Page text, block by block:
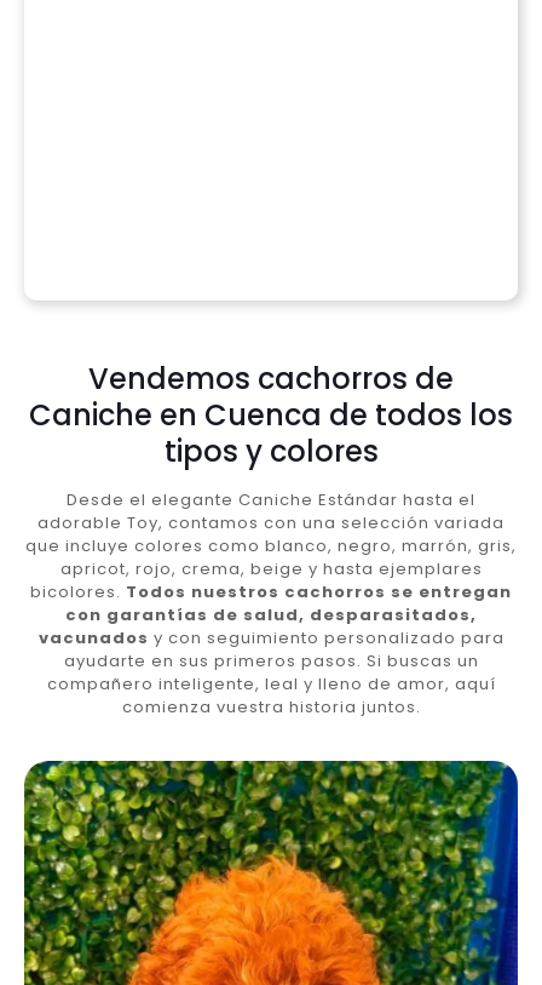
Vendemos cachorros de
Caniche en Cuenca de todos los
tipos y colores
Desde el elegante Caniche Estándar hasta el
adorable Toy, contamos con una selección variada
que incluye colores como blanco, negro, marrón, gris,
apricot, rojo, crema, beige y hasta ejemplares
bicolores. Todos nuestros cachorros se entregan
con garantías de salud, desparasitados,
vacunados y con seguimiento personalizado para
ayudarte en sus primeros pasos. Si buscas un
compañero inteligente, leal y lleno de amor, aquí
comienza vuestra historia juntos.